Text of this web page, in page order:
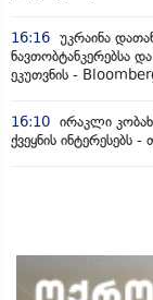
16:16 უკრაინა
ნავთობტანკერებსა
ეკუთვნის -
16:10 ირაკლი
ქვეყნის ინტერესებს -